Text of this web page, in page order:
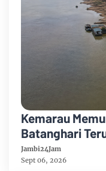
Kemarau
Batanghari
Hadapi
Karhutla
Jambi24Jam
Sept 06, 2026